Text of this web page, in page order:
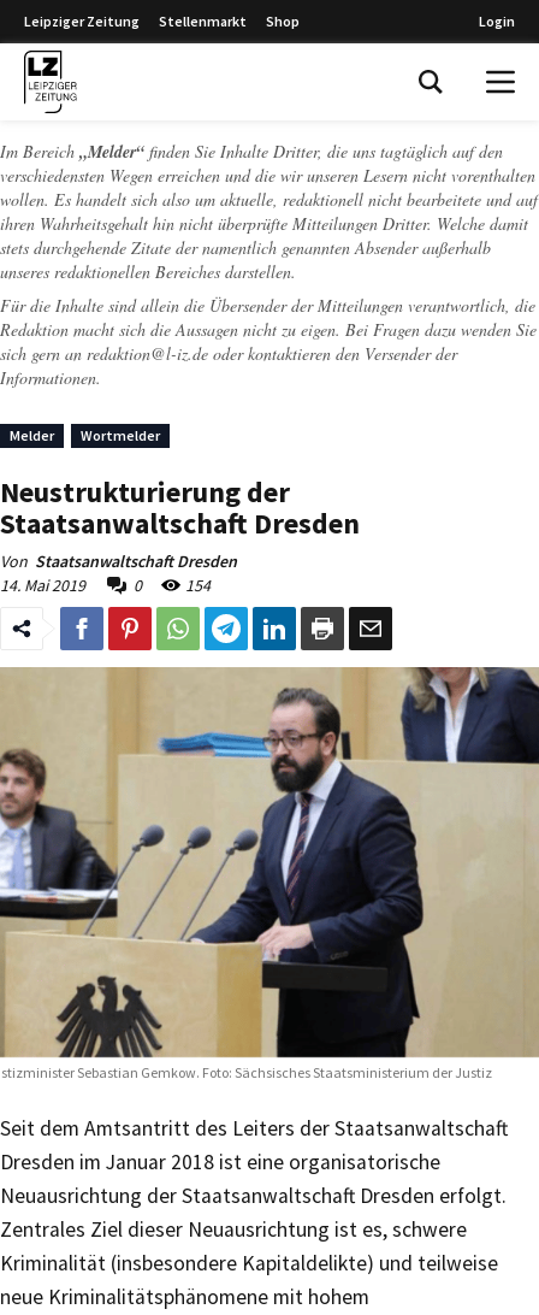
Leipziger Zeitung Stellenmarkt Shop Login
Im Bereich „Melder“ finden Sie Inhalte Dritter, die uns tagtäglich auf den
verschiedensten Wegen erreichen und die wir unseren Lesern nicht vorenthalten
wollen. Es handelt sich also um aktuelle, redaktionell nicht bearbeitete und auf
ihren Wahrheitsgehalt hin nicht überprüfte Mitteilungen Dritter. Welche damit
stets durchgehende Zitate der namentlich genannten Absender außerhalb
unseres redaktionellen Bereiches darstellen.
Für die Inhalte sind allein die Übersender der Mitteilungen verantwortlich, die
Redaktion macht sich die Aussagen nicht zu eigen. Bei Fragen dazu wenden Sie
sich gern an redaktion@l-iz.de oder kontaktieren den Versender der
Informationen.
Melder Wortmelder
Neustrukturierung der
Staatsanwaltschaft Dresden
Von Staatsanwaltschaft Dresden
14. Mai 2019
0 154
Sebastian Gemkow. Foto: Sächsisches Staatsministerium der Justiz
Seit dem Amtsantritt des Leiters der Staatsanwaltschaft
Dresden im Januar 2018 ist eine organisatorische
Neuausrichtung der Staatsanwaltschaft Dresden erfolgt.
Zentrales Ziel dieser Neuausrichtung ist es, schwere
Kriminalität (insbesondere Kapitaldelikte) und teilweise
neue Kriminalitätsphänomene mit hohem